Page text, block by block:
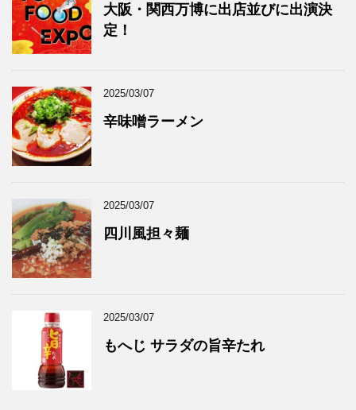
大阪・関西万博に出店並びに出演決
定！
2025/03/07
辛味噌ラーメン
2025/03/07
四川風担々麺
2025/03/07
もへじ サラダの旨辛たれ